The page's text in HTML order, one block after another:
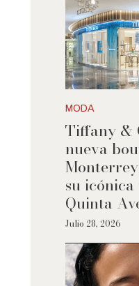
MODA
Tiffany &
nueva
su
Quinta
Julio 28, 2026